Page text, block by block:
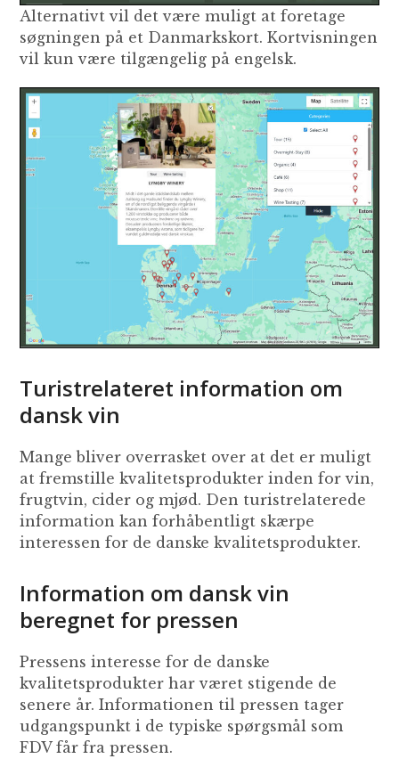
Alternativt vil det være muligt at foretage
søgningen på et Danmarkskort. Kortvisningen
vil kun være tilgængelig på engelsk.
Turistrelateret information om
dansk vin
Mange bliver overrasket over at det er muligt
at fremstille kvalitetsprodukter inden for vin,
frugtvin, cider og mjød. Den turistrelaterede
information kan forhåbentligt skærpe
interessen for de danske kvalitetsprodukter.
Information om dansk vin
beregnet for pressen
Pressens interesse for de danske
kvalitetsprodukter har været stigende de
senere år. Informationen til pressen tager
udgangspunkt i de typiske spørgsmål som
FDV får fra pressen.